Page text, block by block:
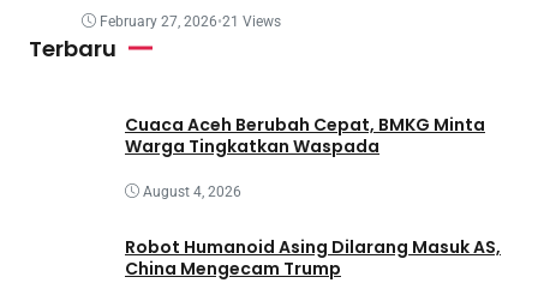
February 27, 2026•21 Views
Terbaru
Cuaca Aceh Berubah Cepat, BMKG Minta
Warga Tingkatkan Waspada
August 4, 2026
Robot Humanoid Asing Dilarang Masuk AS,
China Mengecam Trump